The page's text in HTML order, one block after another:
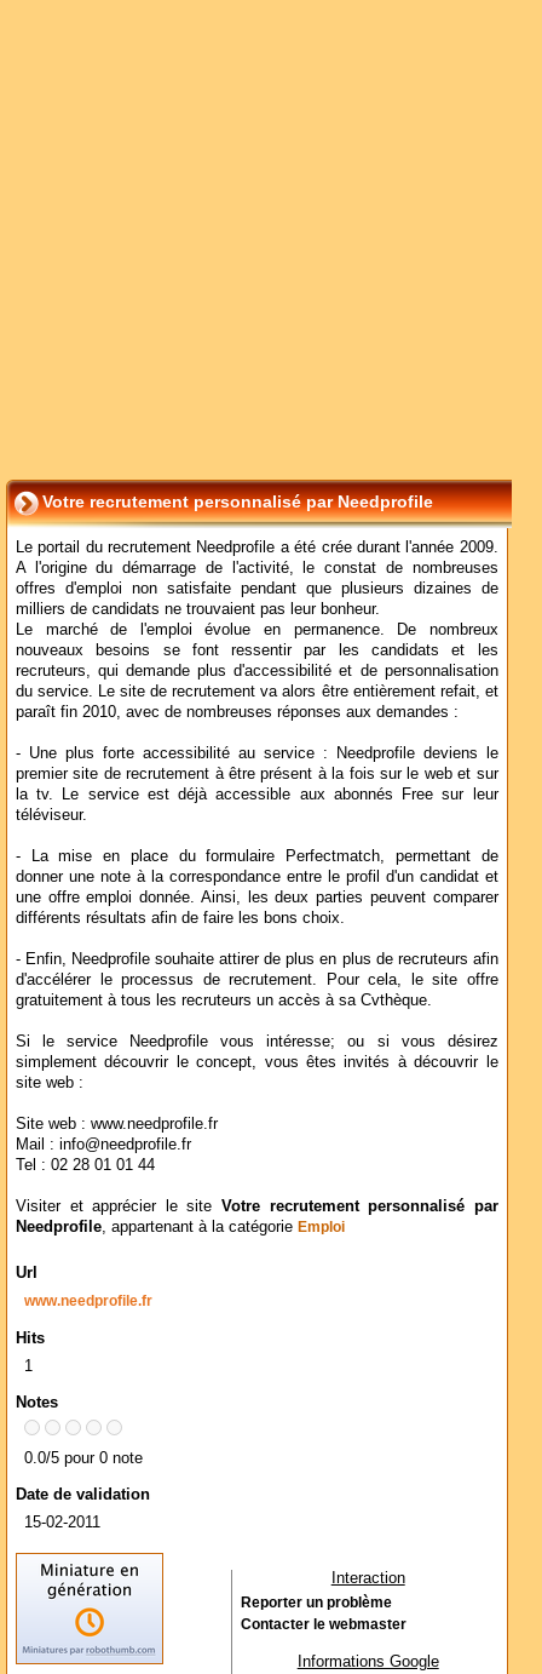
Votre recrutement personnalisé par Needprofile
Le portail du recrutement Needprofile a été crée durant l'année 2009.
A l'origine du démarrage de l'activité, le constat de nombreuses
offres d'emploi non satisfaite pendant que plusieurs dizaines de
milliers de candidats ne trouvaient pas leur bonheur.
Le marché de l'emploi évolue en permanence. De nombreux
nouveaux besoins se font ressentir par les candidats et les
recruteurs, qui demande plus d'accessibilité et de personnalisation
du service. Le site de recrutement va alors être entièrement refait, et
paraît fin 2010, avec de nombreuses réponses aux demandes :
- Une plus forte accessibilité au service : Needprofile deviens le
premier site de recrutement à être présent à la fois sur le web et sur
la tv. Le service est déjà accessible aux abonnés Free sur leur
téléviseur.
- La mise en place du formulaire Perfectmatch, permettant de
donner une note à la correspondance entre le profil d'un candidat et
une offre emploi donnée. Ainsi, les deux parties peuvent comparer
différents résultats afin de faire les bons choix.
- Enfin, Needprofile souhaite attirer de plus en plus de recruteurs afin
d'accélérer le processus de recrutement. Pour cela, le site offre
gratuitement à tous les recruteurs un accès à sa Cvthèque.
Si le service Needprofile vous intéresse; ou si vous désirez
simplement découvrir le concept, vous êtes invités à découvrir le
site web :
Site web : www.needprofile.fr
Mail : info@needprofile.fr
Tel : 02 28 01 01 44
Visiter et apprécier le site Votre recrutement personnalisé par
Needprofile, appartenant à la catégorie Emploi
Url
www.needprofile.fr
Hits
1
Notes
0.0/5 pour 0 note
Date de validation
15-02-2011
Interaction
Reporter un problème
Contacter le webmaster
Informations Google